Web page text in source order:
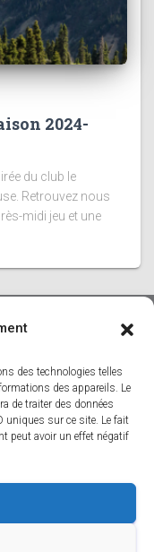
des technologies telles
des appareils. Le
de traiter des données
uniques sur ce site. Le fait
peut avoir un effet négatif
2024-
du club le
Retrouvez nous
midi jeu et une
SUR FACEBOOK